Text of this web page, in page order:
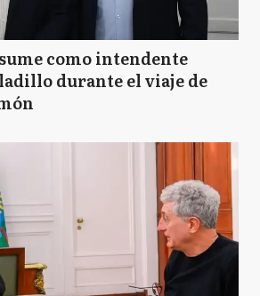
como intendente
durante el viaje de